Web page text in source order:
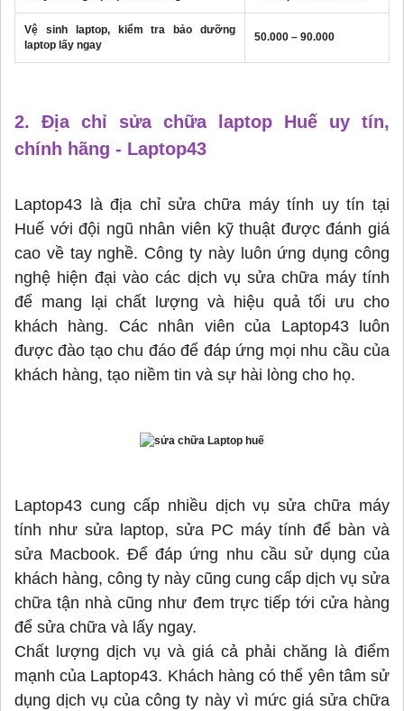
Vệ sinh laptop, kiểm tra bảo dưỡng
laptop lấy ngay
50.000 – 90.000
2. Địa chỉ sửa chữa laptop Huế uy tín,
chính hãng - Laptop43
Laptop43 là địa chỉ sửa chữa máy tính uy tín tại
Huế với đội ngũ nhân viên kỹ thuật được đánh giá
cao về tay nghề. Công ty này luôn ứng dụng công
nghệ hiện đại vào các dịch vụ sửa chữa máy tính
để mang lại chất lượng và hiệu quả tối ưu cho
khách hàng. Các nhân viên của Laptop43 luôn
được đào tạo chu đáo để đáp ứng mọi nhu cầu của
khách hàng, tạo niềm tin và sự hài lòng cho họ.
Laptop43 cung cấp nhiều dịch vụ sửa chữa máy
tính như sửa laptop, sửa PC máy tính để bàn và
sửa Macbook. Để đáp ứng nhu cầu sử dụng của
khách hàng, công ty này cũng cung cấp dịch vụ sửa
chữa tận nhà cũng như đem trực tiếp tới cửa hàng
để sửa chữa và lấy ngay.
Chất lượng dịch vụ và giá cả phải chăng là điểm
mạnh của Laptop43. Khách hàng có thể yên tâm sử
dụng dịch vụ của công ty này vì mức giá sửa chữa